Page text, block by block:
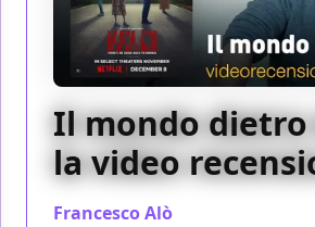
Il mondo dietro
la video
Francesco Alò